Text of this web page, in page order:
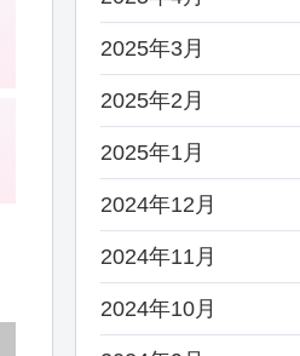
2025年3月
2025年2月
2025年1月
2024年12月
2024年11月
2024年10月